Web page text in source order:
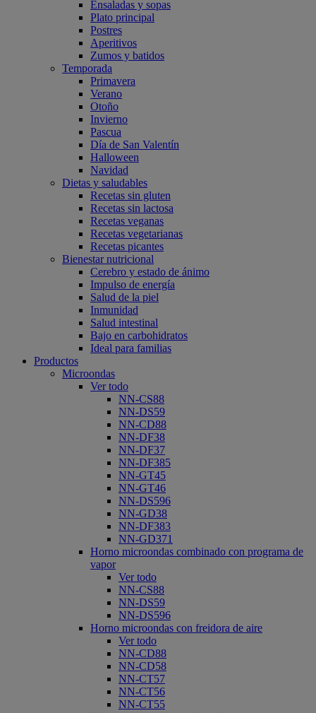
Ensaladas y sopas
Plato principal
Postres
Aperitivos
Zumos y batidos
Temporada
Primavera
Verano
Otoño
Invierno
Pascua
Día de San Valentín
Halloween
Navidad
Dietas y saludables
Recetas sin gluten
Recetas sin lactosa
Recetas veganas
Recetas vegetarianas
Recetas picantes
Bienestar nutricional
Cerebro y estado de ánimo
Impulso de energía
Salud de la piel
Inmunidad
Salud intestinal
Bajo en carbohidratos
Ideal para familias
Productos
Microondas
Ver todo
NN-CS88
NN-DS59
NN-CD88
NN-DF38
NN-DF37
NN-DF385
NN-GT45
NN-GT46
NN-DS596
NN-GD38
NN-DF383
NN-GD371
Horno microondas combinado con programa de
vapor
Ver todo
NN-CS88
NN-DS59
NN-DS596
Horno microondas con freidora de aire
Ver todo
NN-CD88
NN-CD58
NN-CT57
NN-CT56
NN-CT55